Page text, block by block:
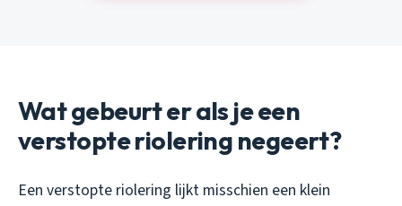
Wat gebeurt er als je een
verstopte riolering negeert?
Een verstopte riolering lijkt misschien een klein